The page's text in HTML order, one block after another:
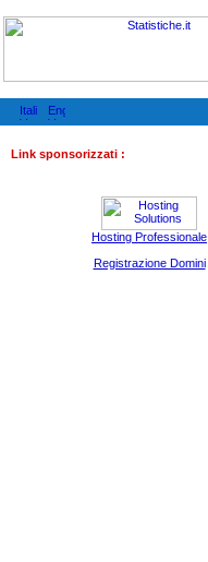
Link sponsorizzati :
Hosting Professionale
Registrazione Domini